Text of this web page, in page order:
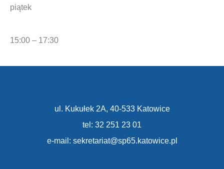
piątek
15:00 – 17:30
ul. Kukułek 2A, 40-533 Katowice
tel: 32 251 23 01
e-mail: sekretariat@sp65.katowice.pl